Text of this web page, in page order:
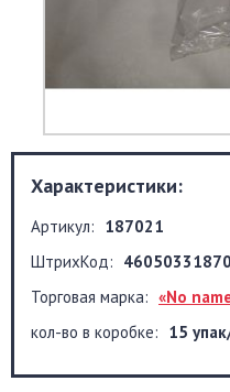
Характеристики:
Артикул: 187021
ШтрихКод:
Торговая марка: «No
кол-во в коробке: 15